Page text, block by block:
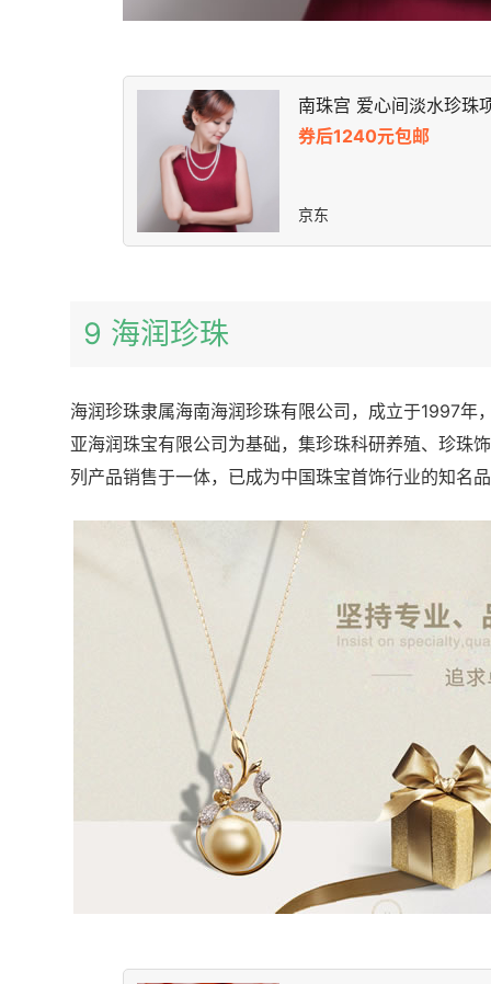
南珠宫 爱心间淡水珍珠
券后1240元包邮
京东
9 海润珍珠
海润珍珠隶属海南海润珍珠有限公司，成立于1997年
亚海润珠宝有限公司为基础，集珍珠科研养殖、珍珠
列产品销售于一体，已成为中国珠宝首饰行业的知名